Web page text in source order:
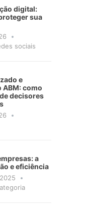
digital:
sua
sociais
e
como
decisores
a
e eficiência